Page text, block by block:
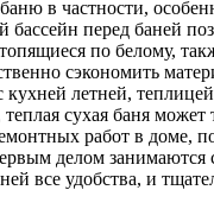
в частности,
перед баней
по белому,
сэкономить
летней, теплицей
сухая баня
работ в доме,
делом
все удобства, и